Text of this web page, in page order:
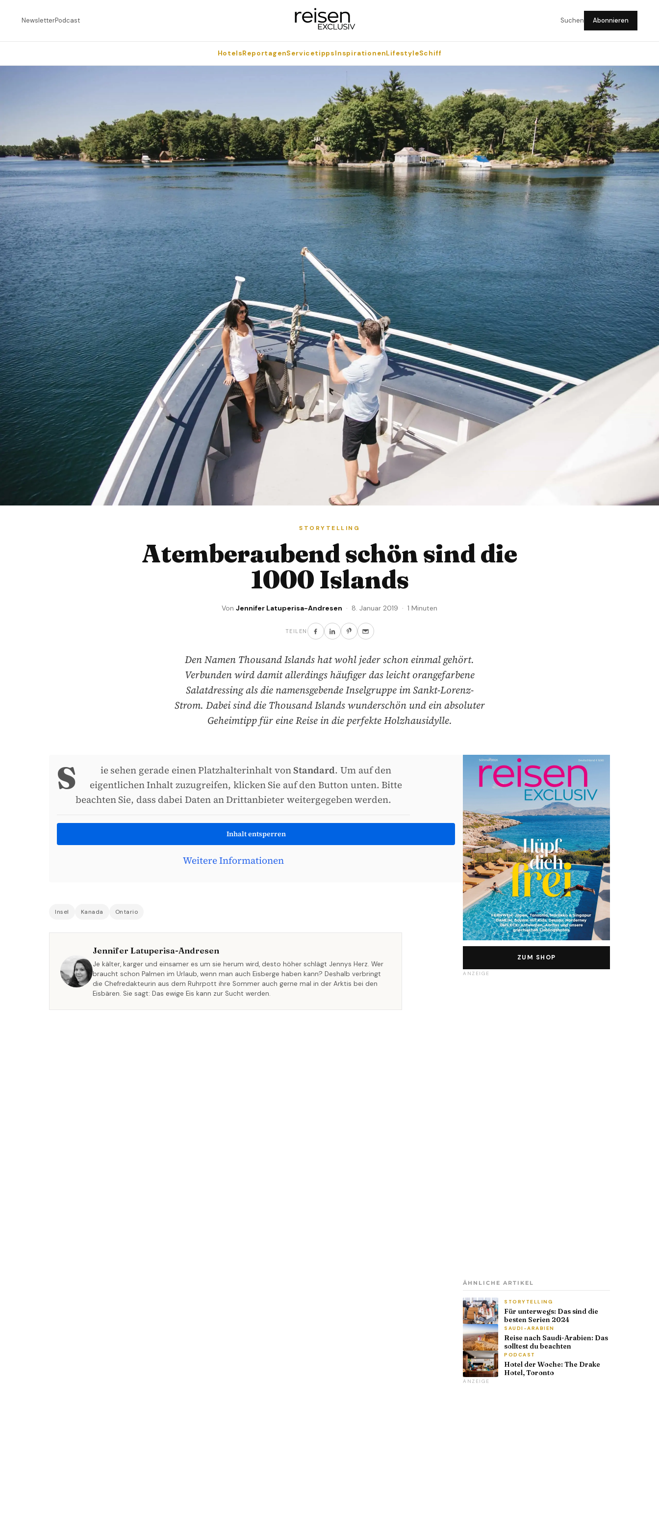
NewsletterPodcast Suchen Abonnieren
HotelsReportagenServicetippsInspirationenLifestyleSchiff
STORYTELLING
Atemberaubend schön sind die
1000 Islands
Von Jennifer Latuperisa-Andresen · 8. Januar 2019 · 1 Minuten
TEILEN
Den Namen Thousand Islands hat wohl jeder schon einmal gehört.
Verbunden wird damit allerdings häufiger das leicht orangefarbene
Salatdressing als die namensgebende Inselgruppe im Sankt-Lorenz-
Strom. Dabei sind die Thousand Islands wunderschön und ein absoluter
Geheimtipp für eine Reise in die perfekte Holzhausidylle.
S ie sehen gerade einen Platzhalterinhalt vonStandard. Um auf den
eigentlichen Inhalt zuzugreifen, klicken Sie auf den Button unten. Bitte
beachten Sie, dass dabei Daten an Drittanbieter weitergegeben werden.
Inhalt entsperren
Weitere Informationen
Insel Kanada Ontario
Jennifer Latuperisa-Andresen
Je kälter, karger und einsamer es um sie herum wird, desto höher schlägt Jennys Herz. Wer
braucht schon Palmen im Urlaub, wenn man auch Eisberge haben kann? Deshalb verbringt
die Chefredakteurin aus dem Ruhrpott ihre Sommer auch gerne mal in der Arktis bei den
Eisbären. Sie sagt: Das ewige Eis kann zur Sucht werden.
ZUM SHOP
ANZEIGE
ÄHNLICHE ARTIKEL
STORYTELLING
Für unterwegs: Das sind die
besten Serien 2024
SAUDI-ARABIEN
Reise nach Saudi-Arabien: Das
solltest du beachten
PODCAST
Hotel der Woche: The Drake
Hotel, Toronto
ANZEIGE